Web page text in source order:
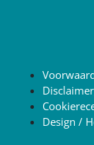
Design /